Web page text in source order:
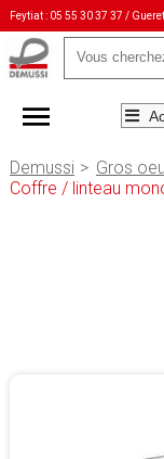
Feytiat : 05 55 30 37 37 /
Mots-
clés
Demussi Gros
Coffre / linteau